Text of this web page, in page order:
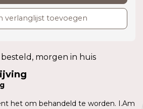
verlanglijst toevoegen
morgen in huis
het om behandeld te worden. I.Am